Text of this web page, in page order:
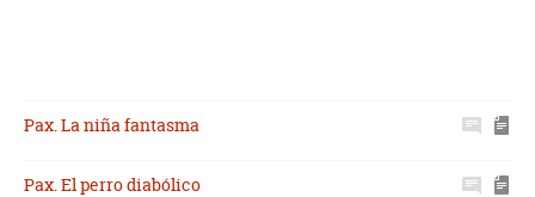
Pax. La niña fantasma
Pax. El perro diabólico